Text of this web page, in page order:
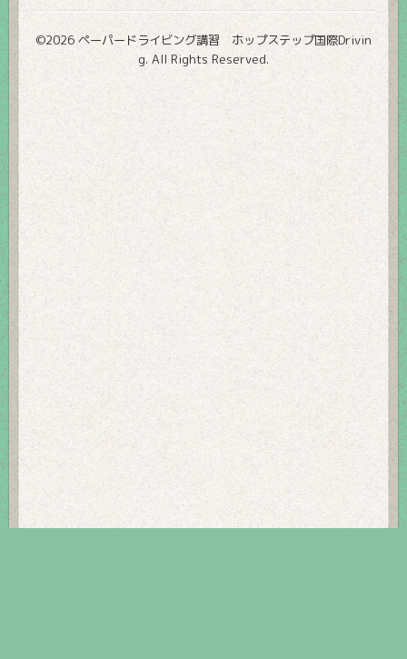
©2026 ペーパードライビング講習 ホップステップ国際Drivin
g. All Rights Reserved.